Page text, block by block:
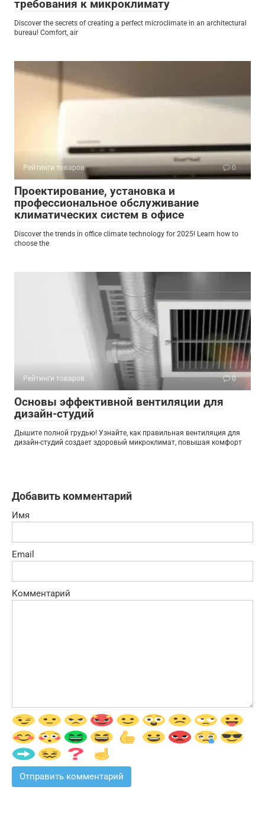
требования к микроклимату
Discover the secrets of creating a perfect microclimate in an architectural
bureau! Comfort, air
Рейтинги товаров 0
Проектирование, установка и
профессиональное обслуживание
климатических систем в офисе
Discover the trends in office climate technology for 2025! Learn how to
choose the
Рейтинги товаров 0
Основы эффективной вентиляции для
дизайн-студий
Дышите полной грудью! Узнайте, как правильная вентиляция для
дизайн-студий создает здоровый микроклимат, повышая комфорт
Добавить комментарий
Имя
Email
Комментарий